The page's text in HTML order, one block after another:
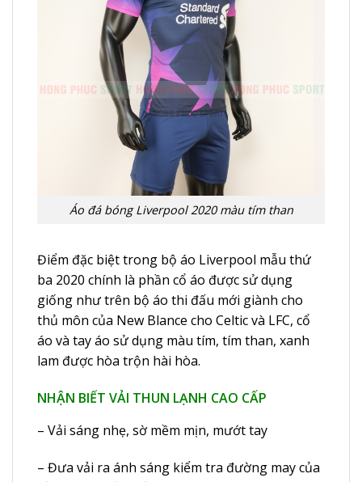
Áo đá bóng Liverpool 2020 màu tím than
Điểm đặc biệt trong bộ áo Liverpool mẫu thứ
ba 2020 chính là phần cổ áo được sử dụng
giống như trên bộ áo thi đấu mới giành cho
thủ môn của New Blance cho Celtic và LFC, cổ
áo và tay áo sử dụng màu tím, tím than, xanh
lam được hòa trộn hài hòa.
NHẬN BIẾT VẢI THUN LẠNH CAO CẤP
– Vải sáng nhẹ, sờ mềm mịn, mướt tay
– Đưa vải ra ánh sáng kiểm tra đường may của